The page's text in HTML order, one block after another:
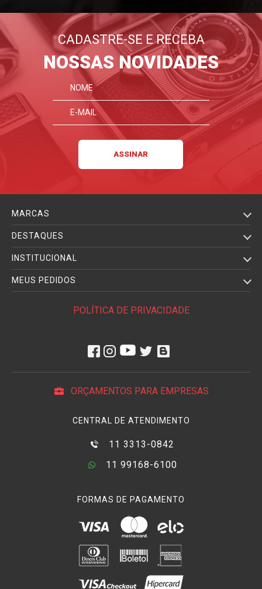
CADASTRE-SE E RECEBA
NOSSAS NOVIDADES
MARCAS
DESTAQUES
INSTITUCIONAL
MEUS PEDIDOS
POLÍTICA DE PRIVACIDADE
ORÇAMENTOS PARA EMPRESAS
CENTRAL DE ATENDIMENTO
11 3313-0842
11 99168-6100
FORMAS DE PAGAMENTO